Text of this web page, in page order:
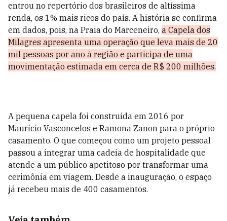
entrou no repertório dos brasileiros de altíssima
renda, os 1% mais ricos do país. A história se confirma
em dados, pois, na Praia do Marceneiro, a Capela dos
Milagres apresenta uma operação que leva mais de 20
mil pessoas por ano à região e participa de uma
movimentação estimada em cerca de R$ 200 milhões.
A pequena capela foi construída em 2016 por
Maurício Vasconcelos e Ramona Zanon para o próprio
casamento. O que começou como um projeto pessoal
passou a integrar uma cadeia de hospitalidade que
atende a um público apetitoso por transformar uma
cerimônia em viagem. Desde a inauguração, o espaço
já recebeu mais de 400 casamentos.